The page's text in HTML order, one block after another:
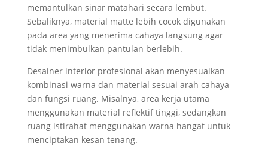
memantulkan sinar matahari secara lembut.
Sebaliknya, material matte lebih cocok digunakan
pada area yang menerima cahaya langsung agar
tidak menimbulkan pantulan berlebih.
Desainer interior profesional akan menyesuaikan
kombinasi warna dan material sesuai arah cahaya
dan fungsi ruang. Misalnya, area kerja utama
menggunakan material reflektif tinggi, sedangkan
ruang istirahat menggunakan warna hangat untuk
menciptakan kesan tenang.